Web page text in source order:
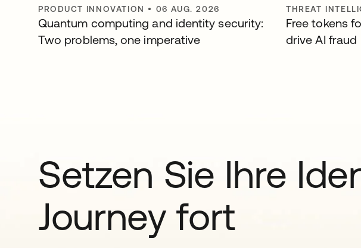
PRODUCT INNOVATION • 06 AUG. 2026
Quantum computing and identity security:
Two problems, one imperative
THREAT
Free tokens
drive AI fraud
Setzen Sie Ihre
Journey fort